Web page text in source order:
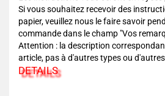
Si vous souhaitez recevoir des
papier, veuillez nous le faire savoir
commande dans le champ "Vos
Attention : la description
article, pas à d'autres types ou
DETAILS